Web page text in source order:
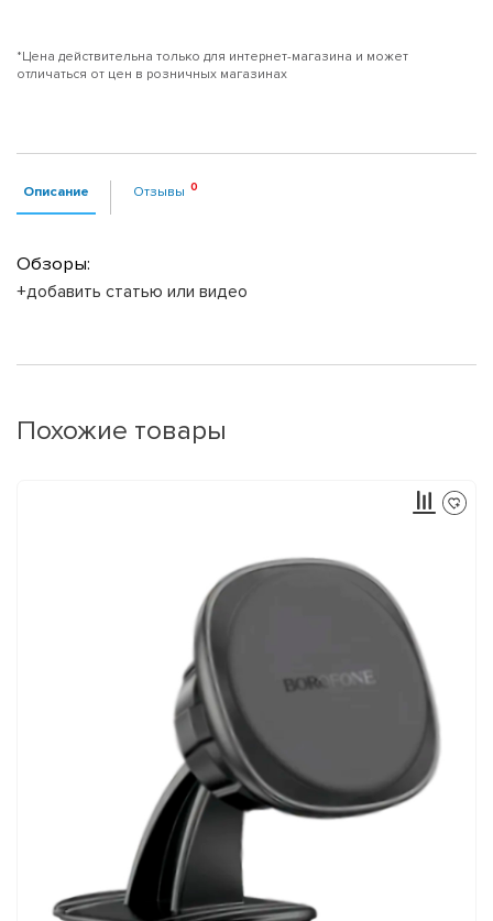
*Цена действительна только для интернет-магазина и может
отличаться от цен в розничных магазинах
Описание Отзывы
Обзоры:
+добавить статью или видео
Похожие товары